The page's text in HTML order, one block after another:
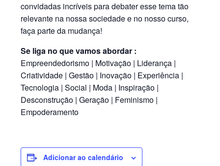
convidadas incríveis para debater esse tema tão
relevante na nossa sociedade e no nosso curso,
faça parte da mudança!
Se liga no que vamos abordar :
Empreendedorismo | Motivação | Liderança |
Criatividade | Gestão | Inovação | Experiência |
Tecnologia | Social | Moda | Inspiração |
Desconstrução | Geração | Feminismo |
Empoderamento
Adicionar ao calendário